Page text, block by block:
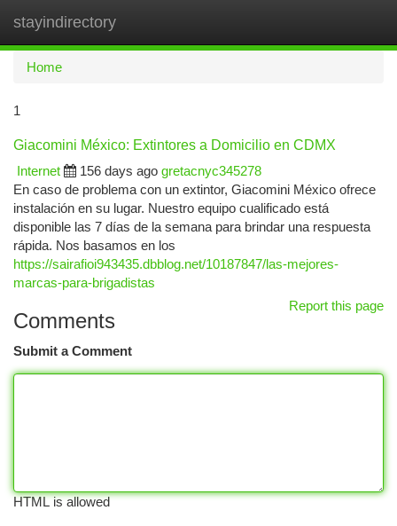
stayindirectory
Home
1
Giacomini México: Extintores a Domicilio en CDMX
Internet
156 days ago gretacnyc345278
En caso de problema con un extintor, Giacomini México ofrece
instalación en su lugar. Nuestro equipo cualificado está
disponible las 7 días de la semana para brindar una respuesta
rápida. Nos basamos en los
https://sairafioi943435.dbblog.net/10187847/las-mejores-
marcas-para-brigadistas
Report this page
Comments
Submit a Comment
HTML is allowed